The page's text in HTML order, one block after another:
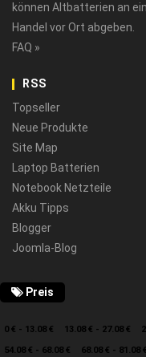
können Altbatterien an
Handel vor Ort abgeben.
FAQ »
RSS
Topseller
Neue Produkte
Site Map
Laptop Batterien
Notebook Netzteile
Akku Tipps
Blogger
Joomla-Blog
Preis
0 € - 13.08 € 13.08 € - 27.08 €
54.08 € - 68.08 €
68.08 € - 81.08 €